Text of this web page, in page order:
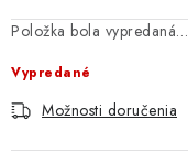
Položka bola vypredaná…
Vypredané
Možnosti doručenia